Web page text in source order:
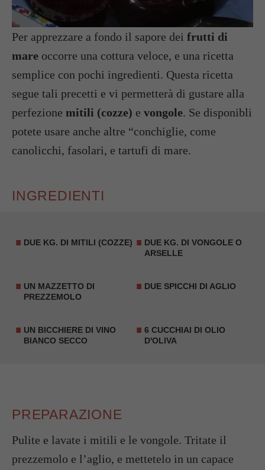
Per apprezzare a fondo il sapore dei frutti di
mare occorre una cottura veloce, e una ricetta
semplice con pochi ingredienti. Questa ricetta
segue tali precetti e vi permetterà di gustare alla
perfezione mitili (cozze) e vongole. Se disponibli
potete usare anche altre “conchiglie, come
canolicchi, fasolari, e tartufi di mare.
INGREDIENTI
DUE KG. DI MITILI (COZZE)
DUE KG. DI VONGOLE O
ARSELLE
UN MAZZETTO DI
PREZZEMOLO
DUE SPICCHI DI AGLIO
UN BICCHIERE DI VINO
BIANCO SECCO
6 CUCCHIAI DI OLIO
D'OLIVA
PREPARAZIONE
Pulite e lavate i mitili e le vongole. Tritate il
prezzemolo e l’aglio, e mettetelo in un capace